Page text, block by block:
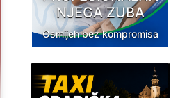
NJEGA ZUBA
Osmijeh bez kompromisa